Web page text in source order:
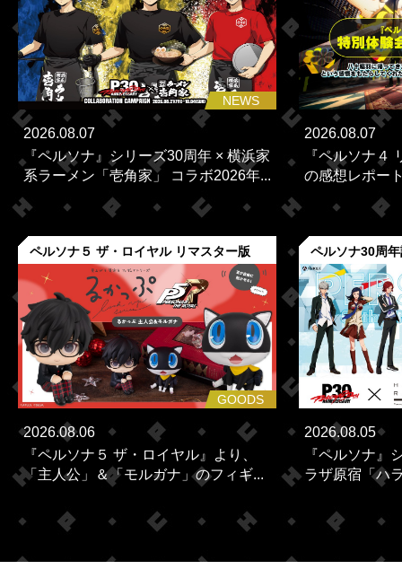
NEWS
2026.08.07
『ペルソナ』シリーズ30周年 × 横浜家
系ラーメン「壱角家」 コラボ2026年...
2026.08.07
『ペルソナ４
の感想レポー
ペルソナ５ ザ・ロイヤル リマスター版
GOODS
2026.08.06
『ペルソナ５ ザ・ロイヤル』より、
「主人公」＆「モルガナ」のフィギ...
ペルソナ30周
2026.08.05
『ペルソナ』
ラザ原宿「ハ